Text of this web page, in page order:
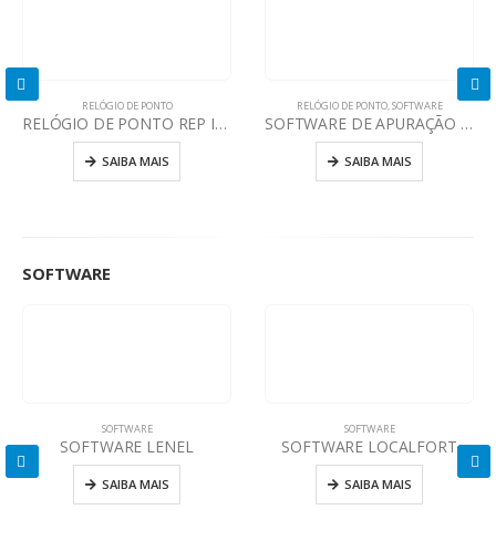
RELÓGIO DE PONTO
RELÓGIO DE PONTO REP IDCLASS
SAIBA MAIS
RELÓGIO DE PONTO,SOFTWARE
SOFTWARE DE APURAÇÃO DE PONTO RHID
SAIBA MAIS
SOFTWARE
SOFTWARE
SOFTWARE LENEL
SAIBA MAIS
SOFTWARE
SOFTWARE LOCALFORT
SAIBA MAIS